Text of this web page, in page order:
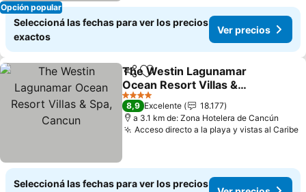
Opción popular
Seleccioná las fechas para ver los precios
exactos
Ver precios
Compartir
Añadir a favoritos
The Westin Lagunamar
Ocean Resort Villas &
Spa, Cancun
Ver precios
4 Estrellas
8,9 Excelente
18.177
a 3.1 km de: Zona Hotelera de Cancún
Acceso directo a la playa y vistas al Caribe
Seleccioná las fechas para ver los precios